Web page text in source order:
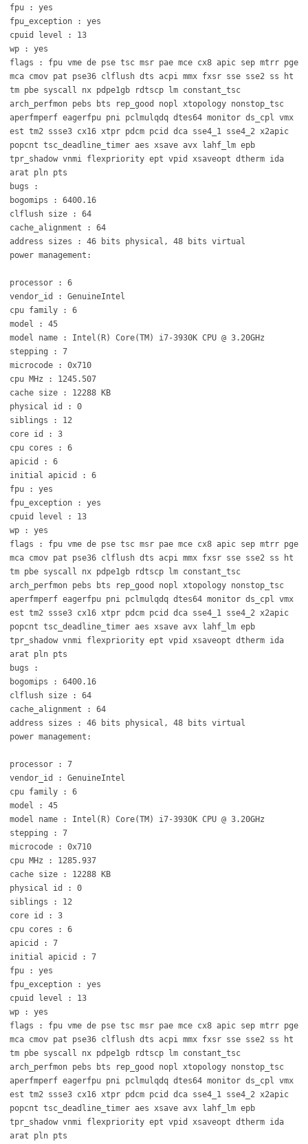
fpu : yes
fpu_exception : yes
cpuid level : 13
wp : yes
flags : fpu vme de pse tsc msr pae mce cx8 apic sep mtrr pge
mca cmov pat pse36 clflush dts acpi mmx fxsr sse sse2 ss ht
tm pbe syscall nx pdpe1gb rdtscp lm constant_tsc
arch_perfmon pebs bts rep_good nopl xtopology nonstop_tsc
aperfmperf eagerfpu pni pclmulqdq dtes64 monitor ds_cpl vmx
est tm2 ssse3 cx16 xtpr pdcm pcid dca sse4_1 sse4_2 x2apic
popcnt tsc_deadline_timer aes xsave avx lahf_lm epb
tpr_shadow vnmi flexpriority ept vpid xsaveopt dtherm ida
arat pln pts
bugs :
bogomips : 6400.16
clflush size : 64
cache_alignment : 64
address sizes : 46 bits physical, 48 bits virtual
power management:
processor : 6
vendor_id : GenuineIntel
cpu family : 6
model : 45
model name : Intel(R) Core(TM) i7-3930K CPU @ 3.20GHz
stepping : 7
microcode : 0x710
cpu MHz : 1245.507
cache size : 12288 KB
physical id : 0
siblings : 12
core id : 3
cpu cores : 6
apicid : 6
initial apicid : 6
fpu : yes
fpu_exception : yes
cpuid level : 13
wp : yes
flags : fpu vme de pse tsc msr pae mce cx8 apic sep mtrr pge
mca cmov pat pse36 clflush dts acpi mmx fxsr sse sse2 ss ht
tm pbe syscall nx pdpe1gb rdtscp lm constant_tsc
arch_perfmon pebs bts rep_good nopl xtopology nonstop_tsc
aperfmperf eagerfpu pni pclmulqdq dtes64 monitor ds_cpl vmx
est tm2 ssse3 cx16 xtpr pdcm pcid dca sse4_1 sse4_2 x2apic
popcnt tsc_deadline_timer aes xsave avx lahf_lm epb
tpr_shadow vnmi flexpriority ept vpid xsaveopt dtherm ida
arat pln pts
bugs :
bogomips : 6400.16
clflush size : 64
cache_alignment : 64
address sizes : 46 bits physical, 48 bits virtual
power management:
processor : 7
vendor_id : GenuineIntel
cpu family : 6
model : 45
model name : Intel(R) Core(TM) i7-3930K CPU @ 3.20GHz
stepping : 7
microcode : 0x710
cpu MHz : 1285.937
cache size : 12288 KB
physical id : 0
siblings : 12
core id : 3
cpu cores : 6
apicid : 7
initial apicid : 7
fpu : yes
fpu_exception : yes
cpuid level : 13
wp : yes
flags : fpu vme de pse tsc msr pae mce cx8 apic sep mtrr pge
mca cmov pat pse36 clflush dts acpi mmx fxsr sse sse2 ss ht
tm pbe syscall nx pdpe1gb rdtscp lm constant_tsc
arch_perfmon pebs bts rep_good nopl xtopology nonstop_tsc
aperfmperf eagerfpu pni pclmulqdq dtes64 monitor ds_cpl vmx
est tm2 ssse3 cx16 xtpr pdcm pcid dca sse4_1 sse4_2 x2apic
popcnt tsc_deadline_timer aes xsave avx lahf_lm epb
tpr_shadow vnmi flexpriority ept vpid xsaveopt dtherm ida
arat pln pts